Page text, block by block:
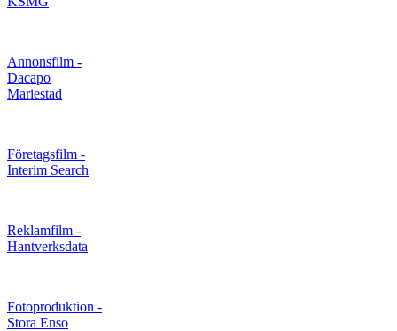
Annonsfilm -
Dacapo
Mariestad
Företagsfilm -
Interim Search
Reklamfilm -
Hantverksdata
Fotoproduktion -
Stora Enso